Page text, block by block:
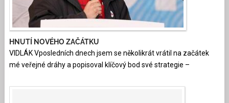
HNUTÍ NOVÉHO ZAČÁTKU
VIDLÁK Vposledních dnech jsem se několikrát vrátil na začátek
mé veřejné dráhy a popisoval klíčový bod své strategie –